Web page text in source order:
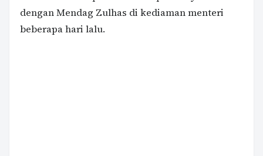
dengan Mendag Zulhas di kediaman menteri
beberapa hari lalu.